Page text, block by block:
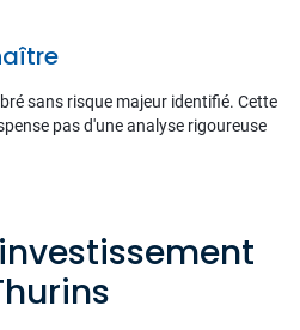
sans risque majeur identifié. Cette
pas d'une analyse rigoureuse